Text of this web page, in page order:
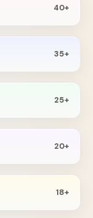
40+
35+
25+
20+
18+